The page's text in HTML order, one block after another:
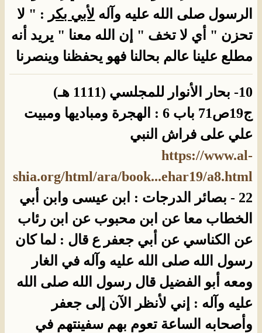
الرسول صلى الله عليه وآله لأبي بكر : " لا
تحزن " أي لا تخف " إن الله معنا " يريد أنه
مطلع علينا عالم بحالنا فهو يحفظنا وينصرنا
10- بحار الأنوار للمجلسي (1111 هـ)
ج19ص71 باب 6 : الهجرة ومباديها ومبيت
علي على فراش النبي
https://www.al-
shia.org/html/ara/book...ehar19/a8.html
22 - بصائر الدرجات : ابن عيسى وابن أبي
الخطاب معا عن ابن محبوب عن ابن رئاب
عن الكناسي عن أبي جعفر ع قال : لما كان
رسول الله صلى الله عليه وآله في الغار
ومعه أبو الفضيل قال رسول الله صلى الله
عليه وآله : إني لأنظر الآن إلى جعفر
وأصحابه الساعة تعوم بهم سفينتهم في